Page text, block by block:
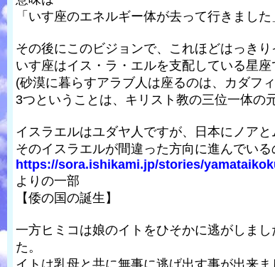
「いす座のエネルギー体が去って行きました
その後にこのビジョンで、これほどはっき
いす座はイス・ラ・エルを支配している星
(砂漠に暮らすアラブ人は座るのは、カダフ
3つということは、キリスト教の三位一体の
イスラエルはユダヤ人ですが、日本にノア
そのイスラエルが間違った方向に進んでいる
https://sora.ishikami.jp/stories/
よりの一部
【倭の国の誕生】
一方ヒミコは娘のイトをひそかに逃がしま
た。
イトは乳母と共に無事に逃げ出す事が出来